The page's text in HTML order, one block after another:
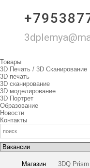
Товары
3D Печать / 3D Сканирование
3D печать
3D сканирование
3D моделирование
3D Портрет
Образование
Новости
Контакты
Магазин 3DQ Prism